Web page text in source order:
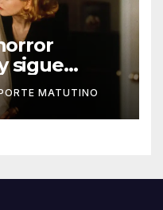
sigue
(y loMATUTINO